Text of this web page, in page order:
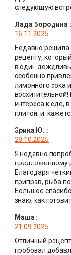
следующую
Лада Бородина :
16.11.2025
Недавно решила
рецепту,
в один
особенно
лимонного сока
интереса к еде,
плитой, и,
Эрика Ю. :
28.10.2025
Я недавно
предложенному
Благодаря
приправ, рыба
Большое
знаю, как
Маша :
21.09.2025
Отличный
пробовал